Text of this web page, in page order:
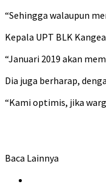
“Sehingga walaupun
Kepala UPT BLK
“Januari 2019 akan
Dia juga berharap,
“Kami optimis, jika
Baca Lainnya